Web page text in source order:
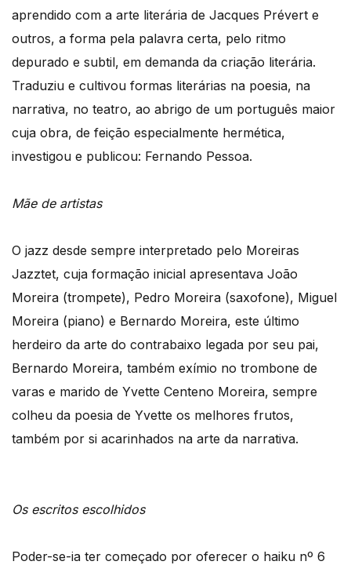
aprendido com a arte literária de Jacques Prévert e
outros, a forma pela palavra certa, pelo ritmo
depurado e subtil, em demanda da criação literária.
Traduziu e cultivou formas literárias na poesia, na
narrativa, no teatro, ao abrigo de um português maior
cuja obra, de feição especialmente hermética,
investigou e publicou: Fernando Pessoa.
Mãe de artistas
O jazz desde sempre interpretado pelo Moreiras
Jazztet, cuja formação inicial apresentava João
Moreira (trompete), Pedro Moreira (saxofone), Miguel
Moreira (piano) e Bernardo Moreira, este último
herdeiro da arte do contrabaixo legada por seu pai,
Bernardo Moreira, também exímio no trombone de
varas e marido de Yvette Centeno Moreira, sempre
colheu da poesia de Yvette os melhores frutos,
também por si acarinhados na arte da narrativa.
Os escritos escolhidos
Poder-se-ia ter começado por oferecer o haiku nº 6